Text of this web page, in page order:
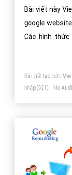
Bài viết này
google
Các hình thức
Bài viết tạo bởi:
nhập(521) - No